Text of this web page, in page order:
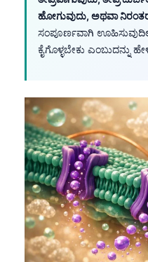
ಹೋಗುವುದು, ಅಥವಾ
ಸಂಪೂರ್ಣವಾಗಿ
ಕೈಗೊಳ್ಳಬೇಕು ಎಂಬುದನ್ನು
Magyar
Shqip
বাংলা
اردو
मराठी
తెలుగు
தமிழ்
Bahasa Melayu
Tiếng Việt